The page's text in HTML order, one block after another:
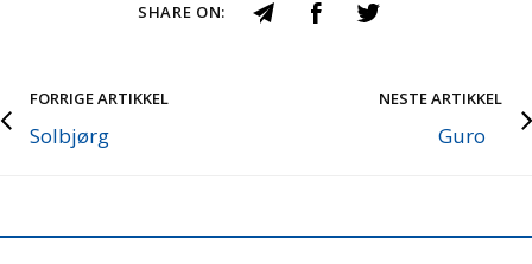
SHARE ON:
FORRIGE ARTIKKEL
Solbjørg
NESTE ARTIKKEL
Guro